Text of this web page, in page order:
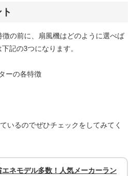
の前に、扇風機はどのように選べば
記の3つになります。
ーの各特徴
いるのでぜひチェックをしてみてく
ネモデル多数！人気メーカーラン